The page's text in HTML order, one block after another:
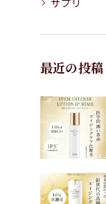
最近の投稿